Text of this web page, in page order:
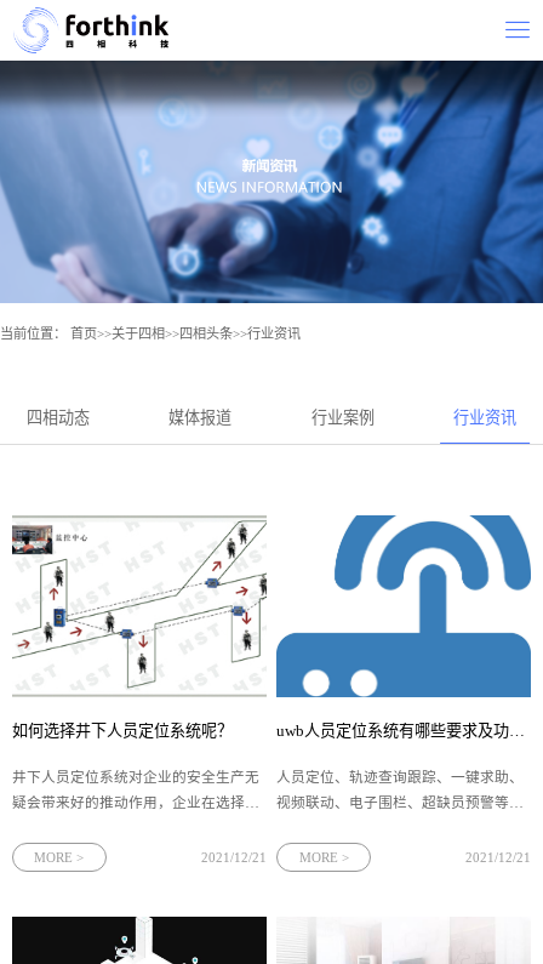
当前位置： 首页>>关于四相>>四相头条>>行业资讯
四相动态 媒体报道 行业案例 行业资讯
如何选择井下人员定位系统呢？
井下人员定位系统对企业的安全生产无
疑会带来好的推动作用，企业在选择时
产品，不能盲目选择价格高的产品造成
MORE > 2021/12/21
uwb人员定位系统有哪些要求及功能呢？
人员定位、轨迹查询跟踪、一键求助、
视频联动、电子围栏、超缺员预警等功
对定位区域的全面覆盖，多个层面实现
MORE > 2021/12/21